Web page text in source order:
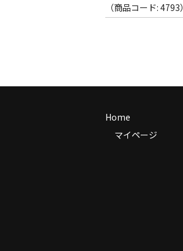
（商品コード: 4793）
Home
マイページ